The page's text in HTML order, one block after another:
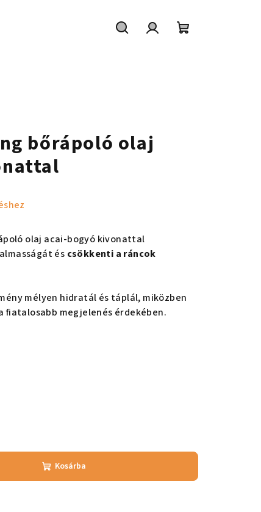
bőrápoló olaj
olaj acai-bogyó kivonattal
és csökkenti a ráncok
mélyen hidratál és táplál, miközben
fiatalosabb megjelenés érdekében.
Kosárba